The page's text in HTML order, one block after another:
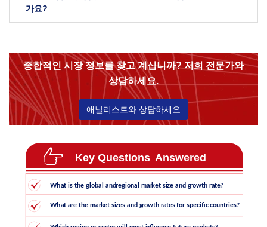
가요?
종합적인 시장 정보를 찾고 계십니까? 저희 전문가와
상담하세요.
애널리스트와 상담하세요